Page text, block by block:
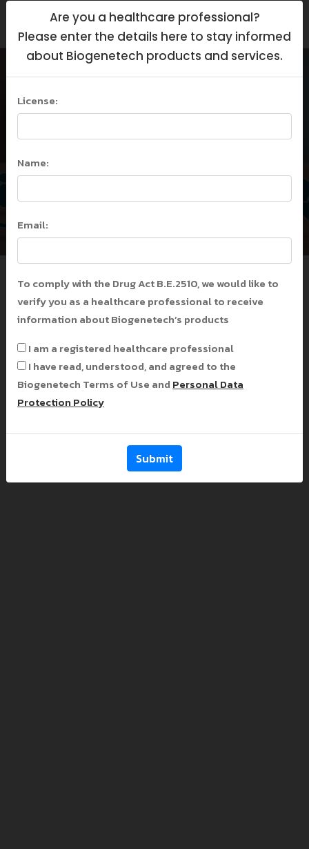
ตารางการให้วัคซีนใน
สมาคมโรคติดเชื้อในเด็ก
แห่งประเทศไทย 2561
Schedule 2018 in
Thailand)
ตารางการให้วัคซีนในเด็กไทย แนะนำโดยสมาคม
โรคติดเชื้อในเด็กแห่งประเทศไทย 2561
Schedule 2018 in Thailand)
Are you a healthcare professional?
Please enter the details here to stay informed
about Biogenetech products and services.
License:
Name:
Email:
To comply with the Drug Act B.E.2510, we would like to
verify you as a healthcare professional to receive
information about Biogenetech’s products
I am a registered healthcare professional
I have read, understood, and agreed to the
Biogenetech Terms of Use and Personal Data
Protection Policy
Submit